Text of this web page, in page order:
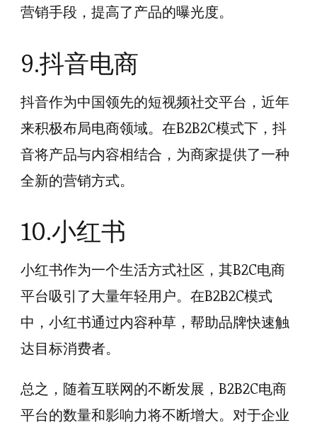
营销手段，提高了产品的曝光度。
9.抖音电商
抖音作为中国领先的短视频社交平台，近年
来积极布局电商领域。在B2B2C模式下，抖
音将产品与内容相结合，为商家提供了一种
全新的营销方式。
10.小红书
小红书作为一个生活方式社区，其B2C电商
平台吸引了大量年轻用户。在B2B2C模式
中，小红书通过内容种草，帮助品牌快速触
达目标消费者。
总之，随着互联网的不断发展，B2B2C电商
平台的数量和影响力将不断增大。对于企业